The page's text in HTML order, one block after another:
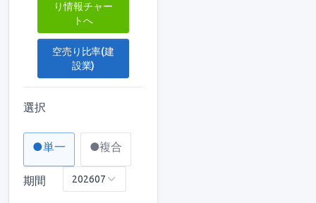
り情報チャー
トへ
空売り比率(建
設業)
選択
●単一 ●複合
期間